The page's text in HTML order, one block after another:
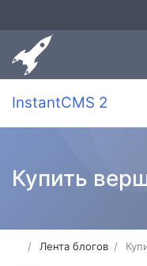
InstantCMS 2
Купить
Лента блогов